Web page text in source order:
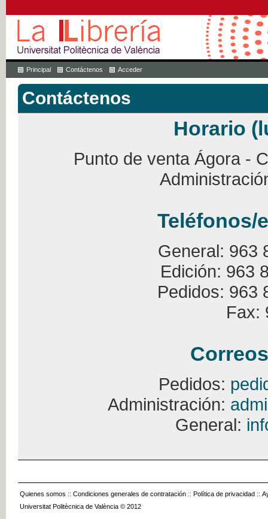
Principal Contáctenos Acceder
Contáctenos
Horario
Punto de venta Ágora -
Teléfonos/
General: 963
Edición: 963
Pedidos: 963
Fax:
Pedidos:
Administración:
General:
Quienes somos :: Condiciones generales de contratación :: Política de privacidad ::
Universitat Politècnica de València © 2012